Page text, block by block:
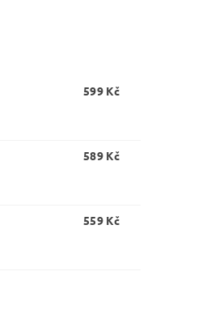
599 Kč
589 Kč
559 Kč